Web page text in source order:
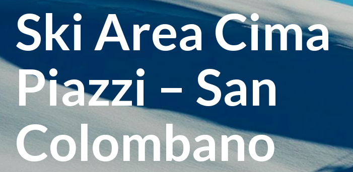
Ski Area Cima
Piazzi – San
Colombano